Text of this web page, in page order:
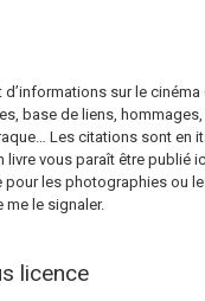
d’informations sur le
base de liens,
Les citations sont en
livre vous paraît être publié
pour les photographies ou
me le signaler.
licence